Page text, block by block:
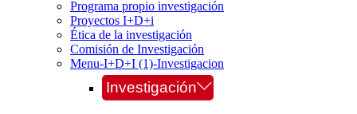
Programa propio investigación
Proyectos I+D+i
Ética de la investigación
Comisión de Investigación
Menu-I+D+I (1)-Investigacion
Investigación